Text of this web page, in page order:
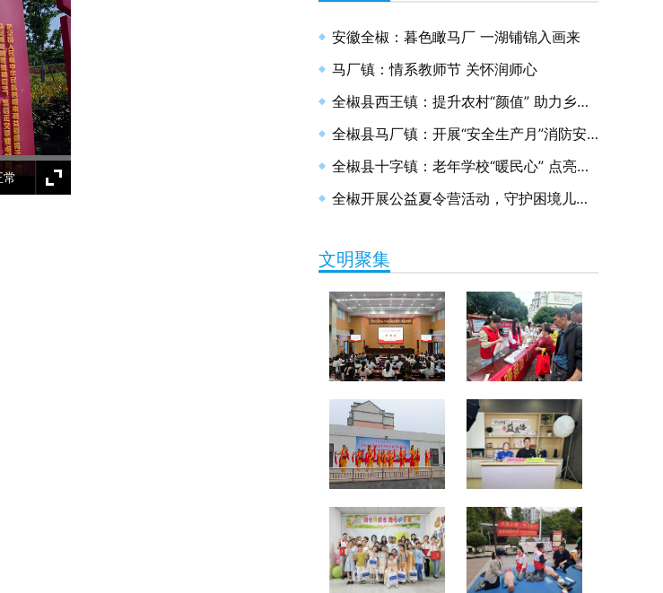
常
安徽全椒：暮色瞰马厂 一湖铺锦入画来
马厂镇：情系教师节 关怀润师心
全椒县西王镇：提升农村“颜值” 助力乡村振兴
全椒县马厂镇：开展“安全生产月”消防安全演练
全椒县十字镇：老年学校“暖民心” 点亮幸福“夕阳红”
全椒开展公益夏令营活动，守护困境儿童健康成长
文明聚集